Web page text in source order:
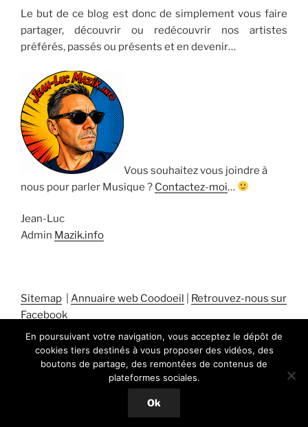
Le but de ce blog est donc de simplement vous faire
partager, découvrir ou redécouvrir nos artistes
préférés, passés ou présents et en devenir…
Vous souhaitez vous joindre à
nous pour parler Musique ? Contactez-moi…
Jean-Luc
Admin Mazik.info
Sitemap Annuaire web Coodoeil
Retrouvez-nous sur
Facebook
Fièrement propulsé par WordPress
En poursuivant votre navigation, vous acceptez le dépôt de
cookies tiers destinés à vous proposer des vidéos, des
boutons de partage, des remontées de contenus de
plateformes sociales.
Ok